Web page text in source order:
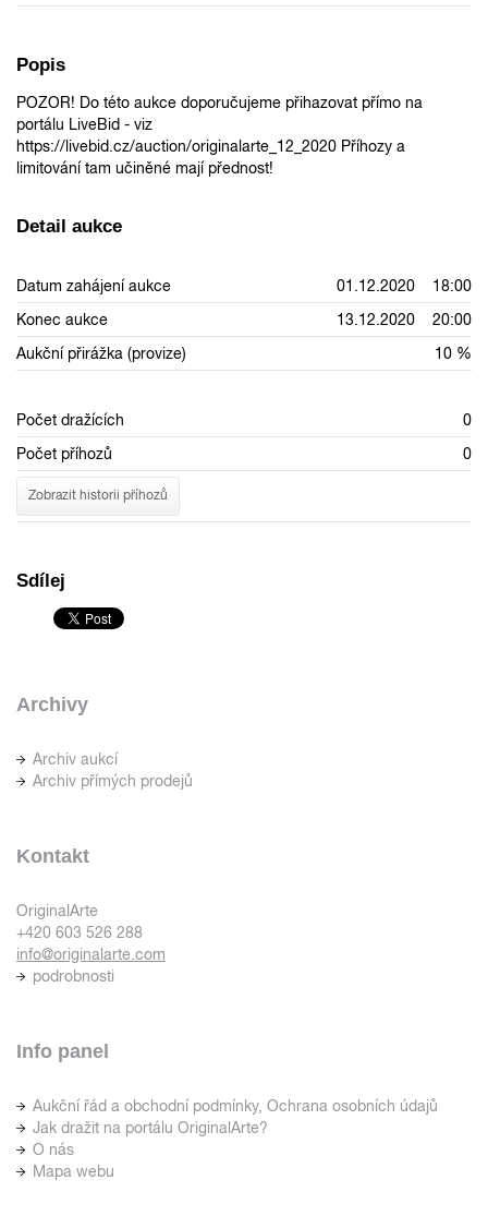
Popis
POZOR! Do této aukce doporučujeme přihazovat přímo na
portálu LiveBid - viz
https://livebid.cz/auction/originalarte_12_2020 Příhozy a
limitování tam učiněné mají přednost!
Detail aukce
Datum zahájení aukce
01.12.2020 18:00
Konec aukce
13.12.2020 20:00
Aukční přirážka (provize)
10 %
Počet dražících
0
Počet příhozů
0
Zobrazit historii příhozů
Sdílej
Archivy
Archiv aukcí
Archiv přímých prodejů
Kontakt
OriginalArte
+420 603 526 288
info@originalarte.com
podrobnosti
Info panel
Aukční řád a obchodní podmínky, Ochrana osobních údajů
Jak dražit na portálu OriginalArte?
O nás
Mapa webu